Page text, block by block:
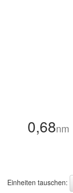
0,68nm
Einheiten tauschen: